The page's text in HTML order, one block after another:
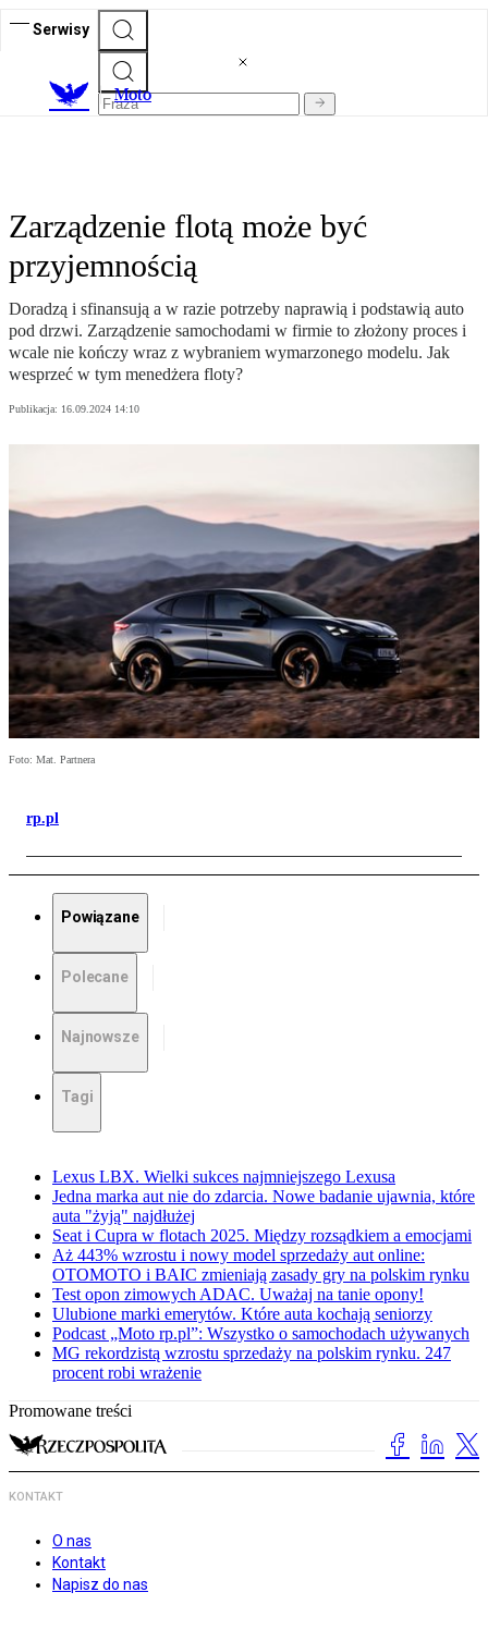
Serwisy
Moto
Zarządzenie flotą może być
przyjemnością
Doradzą i sfinansują a w razie potrzeby naprawią i podstawią auto
pod drzwi. Zarządzenie samochodami w firmie to złożony proces i
wcale nie kończy wraz z wybraniem wymarzonego modelu. Jak
wesprzeć w tym menedżera floty?
Publikacja: 16.09.2024 14:10
Foto: Mat. Partnera
rp.pl
Powiązane
Polecane
Najnowsze
Tagi
Lexus LBX. Wielki sukces najmniejszego Lexusa
Jedna marka aut nie do zdarcia. Nowe badanie ujawnia, które
auta "żyją" najdłużej
Seat i Cupra w flotach 2025. Między rozsądkiem a emocjami
Aż 443% wzrostu i nowy model sprzedaży aut online:
OTOMOTO i BAIC zmieniają zasady gry na polskim rynku
Test opon zimowych ADAC. Uważaj na tanie opony!
Ulubione marki emerytów. Które auta kochają seniorzy
Podcast „Moto rp.pl”: Wszystko o samochodach używanych
MG rekordzistą wzrostu sprzedaży na polskim rynku. 247
procent robi wrażenie
Promowane treści
KONTAKT
O nas
Kontakt
Napisz do nas